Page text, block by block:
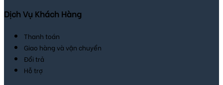
Dịch Vụ Khách Hàng
Thanh toán
Giao hàng và vận chuyển
Đổi trả
Hỗ trợ